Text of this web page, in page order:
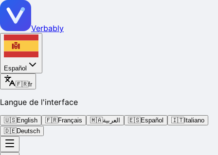
Verbably
Español
🇫🇷fr
Langue de l'interface
🇺🇸English 🇫🇷Français 🇲🇦العربية 🇪🇸Español 🇮🇹Italiano
🇩🇪Deutsch